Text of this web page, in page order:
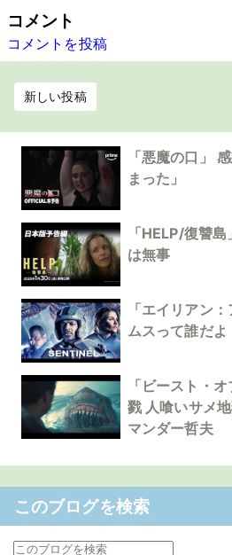
コメント
コメントを投稿
新しい投稿
「悪魔の口」
まった」
「HELP/復讐
は無事
「エイリアン
ムスって誰だよ
「ビースト・
戮 人喰いサメ
マンダー哲夫
このブログを検索